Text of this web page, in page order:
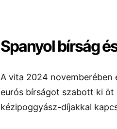
Spanyol bírság
A vita 2024 novemberében
eurós bírságot szabott ki öt
kézipoggyász-díjakkal